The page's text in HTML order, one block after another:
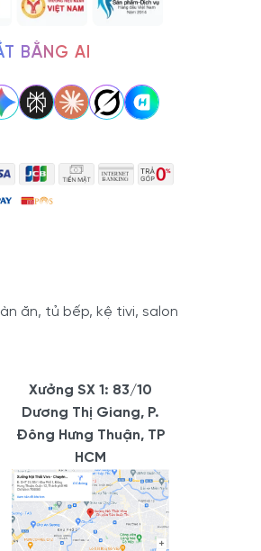
ăn, tủ bếp, kệ tivi, salon
BẰNG AI
Xưởng SX 1: 83/10
Dương Thị Giang, P.
Đông Hưng Thuận, TP
HCM